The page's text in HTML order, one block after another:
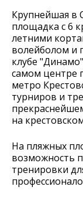
Крупнейшая в
площадка с 6
летними
волейболом и
клубе
самом центре
метро
турниров и
на
На пляжных
возможность
тренировки